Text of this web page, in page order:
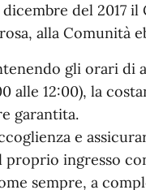
del 2017
alla Comunità
gli orari di
alle 12:00), la
garantita.
e
ingresso
sempre, a